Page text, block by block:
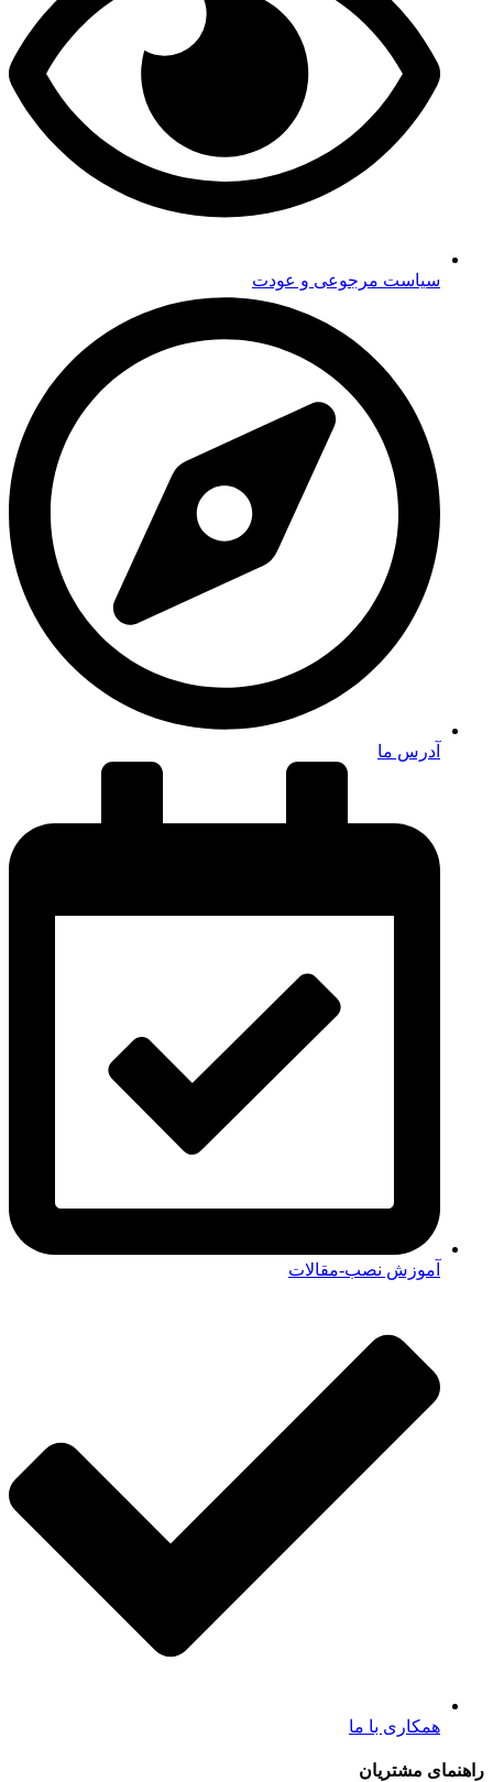
سیاست مرجوعی و عودت
آدرس ما
آموزش نصب-مقالات
همکاری با ما
راهنمای مشتریان